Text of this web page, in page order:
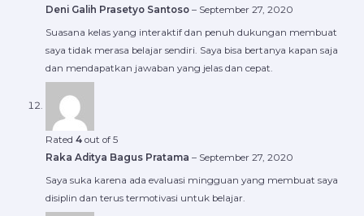
Deni Galih Prasetyo Santoso – September 27, 2020
Suasana kelas yang interaktif dan penuh dukungan membuat
saya tidak merasa belajar sendiri. Saya bisa bertanya kapan saja
dan mendapatkan jawaban yang jelas dan cepat.
Rated 4out of 5
Raka Aditya Bagus Pratama – September 27, 2020
Saya suka karena ada evaluasi mingguan yang membuat saya
disiplin dan terus termotivasi untuk belajar.